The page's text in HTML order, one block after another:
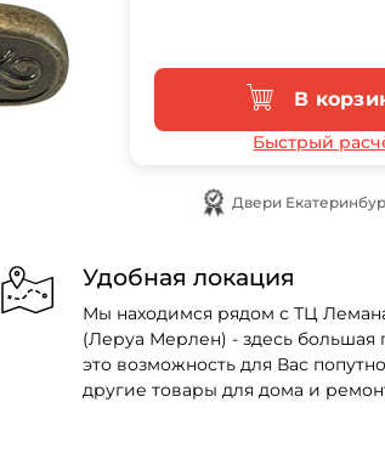
В
Быстрый
Двери
Удобная локация
Мы находимся рядом с ТЦ
(Леруа Мерлен) - здесь большая
это возможность для Вас
другие товары для дома и